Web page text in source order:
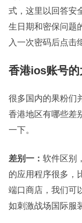
式，这里以回答安
生日期和密保问题
入一次密码后点击
香港ios账号的
很多国内的果粉们
香港地区有哪些差
一下。
差别一： 软件区别
的应用程序很多，
端口商店，我们可
如刺激战场国际服